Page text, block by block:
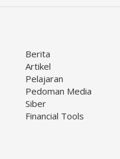
Berita
Artikel
Pelajaran
Pedoman Media
Siber
Financial Tools